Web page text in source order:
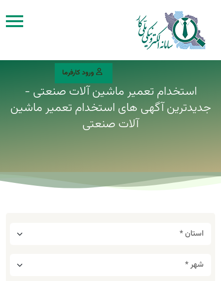
ورود کارفرما
استخدام تعمیر ماشین آلات صنعتی -
جدیدترین آگهی های استخدام تعمیر ماشین
آلات صنعتی